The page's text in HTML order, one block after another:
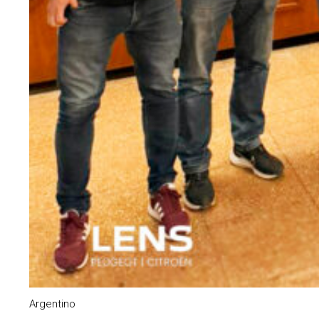
Argentino